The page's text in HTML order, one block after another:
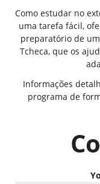
Como estudar no
uma tarefa fácil,
preparatório de
Tcheca, que os
Informações
programa de